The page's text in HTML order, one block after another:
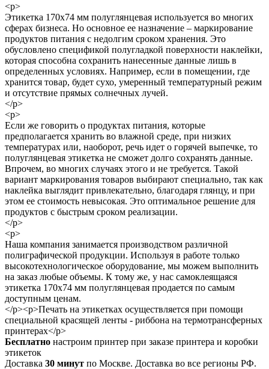
<p>
Этикетка 170x74 мм полуглянцевая используется во многих
сферах бизнеса. Но основное ее назначение – маркирование
продуктов питания с недолгим сроком хранения. Это
обусловлено спецификой полугладкой поверхности наклейки,
которая способна сохранить нанесенные данные лишь в
определенных условиях. Например, если в помещении, где
хранится товар, будет сухо, умеренный температурный режим
и отсутствие прямых солнечных лучей.
</p>
<p>
Если же говорить о продуктах питания, которые
предполагается хранить во влажной среде, при низких
температурах или, наоборот, речь идет о горячей выпечке, то
полуглянцевая этикетка не сможет долго сохранять данные.
Впрочем, во многих случаях этого и не требуется. Такой
вариант маркирования товаров выбирают специально, так как
наклейка выглядит привлекательно, благодаря глянцу, и при
этом ее стоимость невысокая. Это оптимальное решение для
продуктов с быстрым сроком реализации.
</p>
<p>
Наша компания занимается производством различной
полиграфической продукции. Используя в работе только
высокотехнологическое оборудование, мы можем выполнить
на заказ любые объемы. К тому же, у нас самоклеящаяся
этикетка 170x74 мм полуглянцевая продается по самым
доступным ценам.
</p><p>Печать на этикетках осуществляется при помощи
специальной красящей ленты - риббона на термотрансферных
принтерах</p>
Бесплатно настроим принтер при заказе принтера и коробки
этикеток
Доставка 30 минут по Москве. Доставка во все регионы РФ.